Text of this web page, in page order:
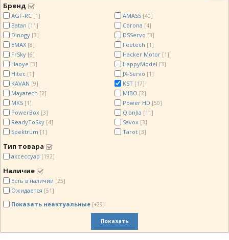
Бренд
AGF-RC [1] AMASS [40]
Batan [11] Corona [4]
Dinogy [3] DSServo [3]
EMAX [8] Feetech [1]
FrSky [6] Hacker Motor [1]
Haoye [3] HappyModel [3]
Hitec [1] JX-Servo [1]
KAVAN [9] KST [17]
Mayatech [2] MIBO [2]
MKS [1] Power HD [50]
PowerBox [3] QianJia [11]
ReadyToSky [4] Savox [3]
Spektrum [1] Tarot [3]
Тип товара
аксессуар [192]
Наличие
Есть в наличии [25]
Ожидается [51]
Показать неактуальные [+29]
Показать